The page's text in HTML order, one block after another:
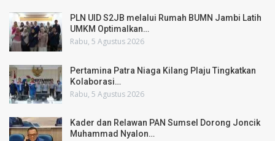
PLN UID S2JB melalui Rumah BUMN Jambi Latih
UMKM Optimalkan…
Rabu, 5 Agustus 2026
Pertamina Patra Niaga Kilang Plaju Tingkatkan
Kolaborasi…
Rabu, 5 Agustus 2026
Kader dan Relawan PAN Sumsel Dorong Joncik
Muhammad Nyalon…